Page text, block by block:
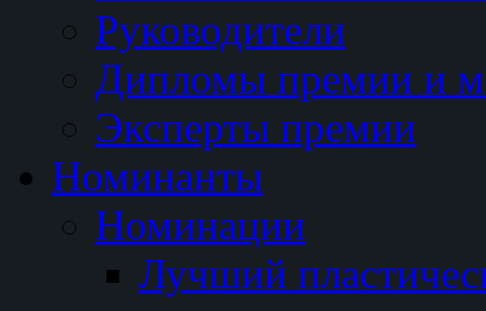
Руководители
Дипломы премии и
Эксперты премии
Номинанты
Номинации
Лучший